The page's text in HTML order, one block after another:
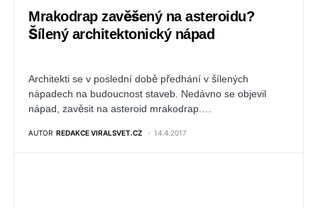
Mrakodrap zavěšený na asteroidu?
Šílený architektonický nápad
Architekti se v poslední době předhání v šílených
nápadech na budoucnost staveb. Nedávno se objevil
nápad, zavěsit na asteroid mrakodrap.…
AUTOR REDAKCE VIRALSVET.CZ 14.4.2017